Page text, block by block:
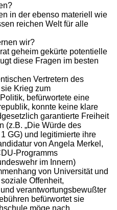
in der ebenso materiell wie
reichen Welt für alle
wir?
geheim gekürte potentielle
diese Fragen im besten
Vertretern des
Krieg zum
befürwortete eine
konnte keine klare
garantierte Freiheit
(z.B. „Die Würde des
GG) und legitimierte ihre
von Angela Merkel,
Programms
im Innern)
von Universität und
Offenheit,
verantwortungsbewußter
befürwortet sie
möge nach